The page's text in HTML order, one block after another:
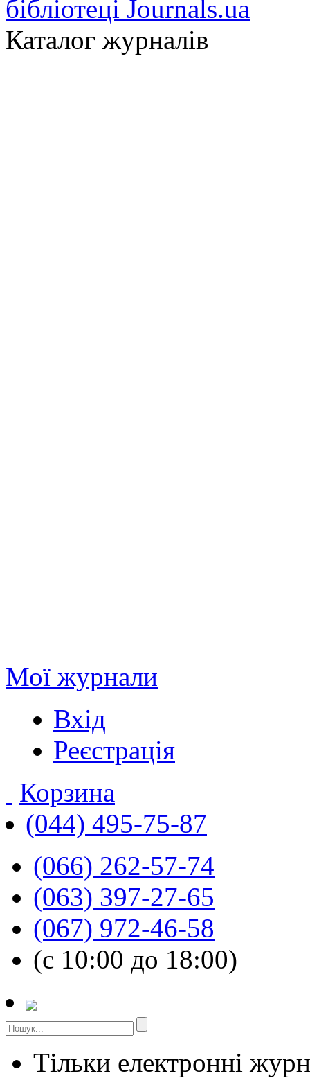
Каталог журналів
Мої журнали
Вхід
Реєстрація
Корзина
(044) 495-75-87
(066) 262-57-74
(063) 397-27-65
(067) 972-46-58
(с 10:00 до 18:00)
Тільки електронні